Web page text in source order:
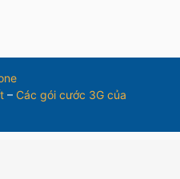
– Các gói cước 3G của